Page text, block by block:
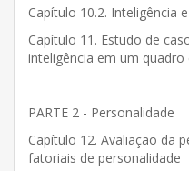
Capítulo 10.2. Inteligência
Capítulo 11. Estudo de
inteligência em um
PARTE 2 - Personalidade
Capítulo 12. Avaliação da
fatoriais de personalidade